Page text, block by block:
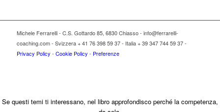
Michele Ferrarelli - C.S. Gottardo 85, 6830 Chiasso - info@ferrarelli-
coaching.com - Svizzera + 41 76 398 59 37 - Italia + 39 347 744 59 37 -
Privacy Policy - Cookie Policy - Preferenze
Se questi temi ti interessano, nel libro approfondisco perché la competenza,